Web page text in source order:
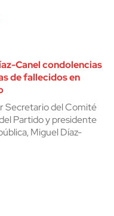
Canel condolencias
de fallecidos en
Secretario del Comité
Partido y presidente
Miguel Díaz-